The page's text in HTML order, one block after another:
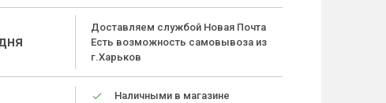
Доставляем службой Новая Почта
Есть возможность самовывоза из
г.Харьков
Наличными в магазине